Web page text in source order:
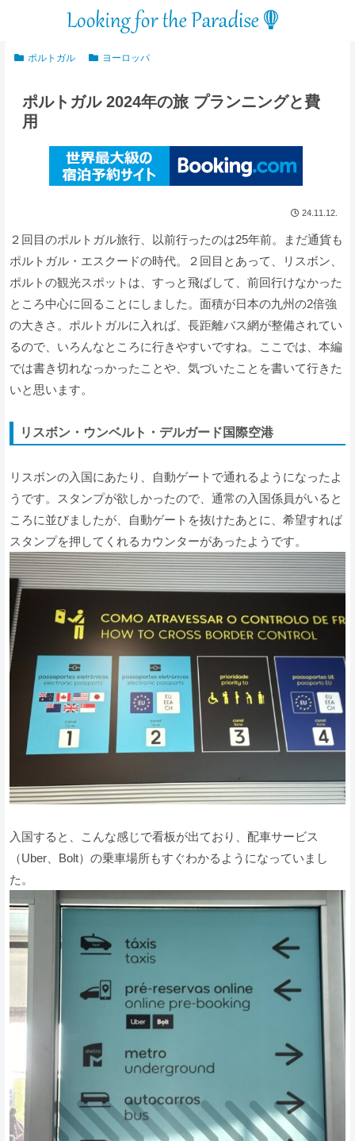
ポルトガル ヨーロッパ
ポルトガル 2024年の旅 プランニングと費
用
24.11.12.
２回目のポルトガル旅行、以前行ったのは25年前。まだ通貨も
ポルトガル・エスクードの時代。２回目とあって、リスボン、
ポルトの観光スポットは、すっと飛ばして、前回行けなかった
ところ中心に回ることにしました。面積が日本の九州の2倍強
の大きさ。ポルトガルに入れば、長距離バス網が整備されてい
るので、いろんなところに行きやすいですね。ここでは、本編
では書き切れなっかったことや、気づいたことを書いて行きた
いと思います。
リスボン・ウンベルト・デルガード国際空港
リスボンの入国にあたり、自動ゲートで通れるようになったよ
うです。スタンプが欲しかったので、通常の入国係員がいると
ころに並びましたが、自動ゲートを抜けたあとに、希望すれば
スタンプを押してくれるカウンターがあったようです。
入国すると、こんな感じで看板が出ており、配車サービス
（Uber、Bolt）の乗車場所もすぐわかるようになっていまし
た。